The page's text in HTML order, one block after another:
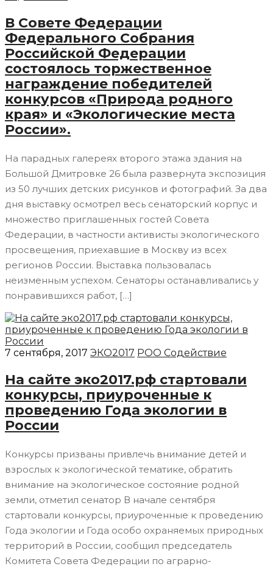
В Совете Федерации
Федерального Собрания
Российской Федерации
состоялось торжественное
награждение победителей
конкурсов «Природа родного
края» и «Экологические места
России».
На парадных галереях второго этажа здания на
Большой Дмитровке 26 была развернута экспозиция
из 50 лучших детских рисунков и фотографий. За два
дня выставку осмотрел весь сенаторский корпус и
множество приглашенных гостей Совета
Федерации, в частности активисты экологического
просвещения, приехавшие в Москву из всех
регионов России. Выставка пользовалась
неизменным успехом. Сенаторы останавливались у
понравившихся работ, […]
7 сентября, 2017 ЭКО2017 РОО Содействие
На сайте эко2017.рф стартовали
конкурсы, приуроченные к
проведению Года экологии в
России
Конкурсы призваны привлечь внимание детей и
взрослых к экологической тематике, обратить
внимание на экологическое состояние родной
земли, отметил сенатор В начале сентября
стартовали конкурсы, приуроченные к проведению
Года экологии и Года особо охраняемых природных
территорий в России, сообщил председатель
Комитета Совета Федерации по аграрно-